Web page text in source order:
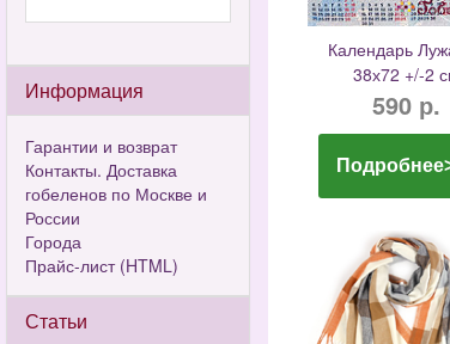
Информация
Гарантии и возврат
Контакты. Доставка
гобеленов по Москве и
России
Города
Прайс-лист (HTML)
Статьи
Календарь
38х72 +/-2
590 р.